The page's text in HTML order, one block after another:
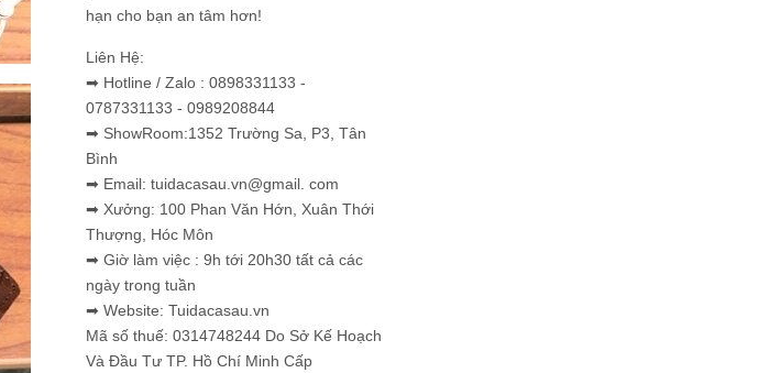
hạn cho bạn an tâm hơn!
Liên Hệ:
➡ Hotline / Zalo : 0898331133 -
0787331133 - 0989208844
➡ ShowRoom:1352 Trường Sa, P3, Tân
Bình
➡ Email: tuidacasau.vn@gmail. com
➡ Xưởng: 100 Phan Văn Hớn, Xuân Thới
Thượng, Hóc Môn
➡ Giờ làm việc : 9h tới 20h30 tất cả các
ngày trong tuần
➡ Website: Tuidacasau.vn
Mã số thuế: 0314748244 Do Sở Kế Hoạch
Và Đầu Tư TP. Hồ Chí Minh Cấp